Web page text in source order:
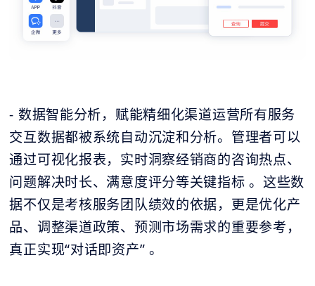
- 数据智能分析，赋能精细化渠道运营所有服务
交互数据都被系统自动沉淀和分析。管理者可以
通过可视化报表，实时洞察经销商的咨询热点、
问题解决时长、满意度评分等关键指标 。这些数
据不仅是考核服务团队绩效的依据，更是优化产
品、调整渠道政策、预测市场需求的重要参考，
真正实现“对话即资产” 。